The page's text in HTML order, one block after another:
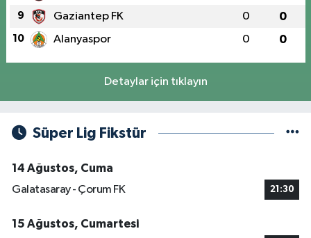
9 Gaziantep FK 0 0
10 Alanyaspor 0 0
Detaylar için tıklayın
Süper Lig Fikstür
14 Ağustos, Cuma
Galatasaray - Çorum FK
21:30
15 Ağustos, Cumartesi